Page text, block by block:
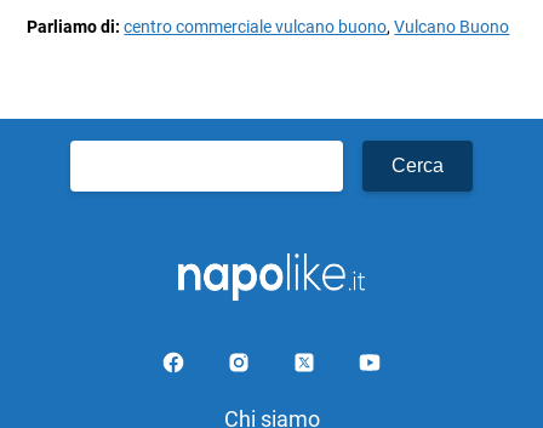
Parliamo di:centro commerciale vulcano buono,Vulcano Buono
per:
Chi siamo